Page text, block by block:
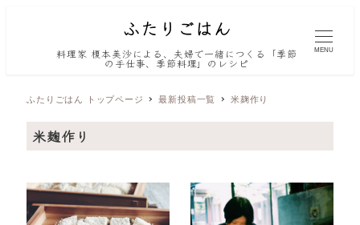
料理家 榎本美沙による、夫婦で一緒につくる「季節
の手仕事、季節料理」のレシピ
MENU
ふたりごはん トップページ 最新投稿一覧 米麹作り
米麹作り